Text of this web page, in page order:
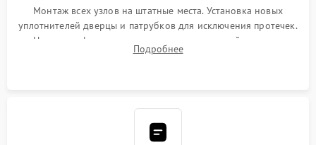
Монтаж всех узлов на штатные места. Установка новых
уплотнителей дверцы и патрубков для исключения протечек.
Надежная фиксация хомутов гидравлической системы,
сборка корпуса и установка датчика поплавка.
Подробнее